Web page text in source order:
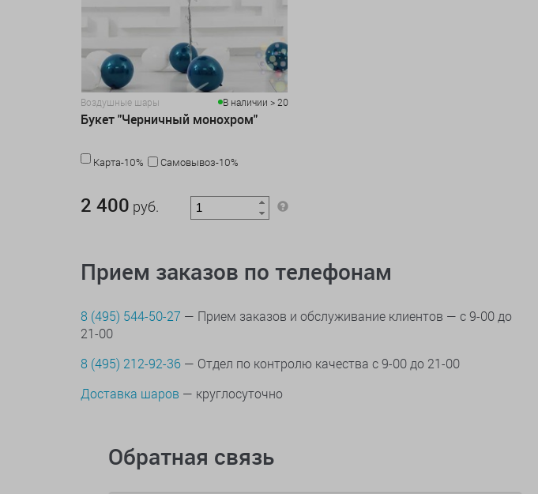
Воздушные шары В наличии > 20
Букет "Черничный монохром"
Карта-10%
Самовывоз-10%
2 400 руб.
Прием заказов по телефонам
8 (495) 544-50-27 — Прием заказов и обслуживание клиентов — с 9-00 до
21-00
8 (495) 212-92-36 — Отдел по контролю качества с 9-00 до 21-00
Доставка шаров — круглосуточно
Обратная связь